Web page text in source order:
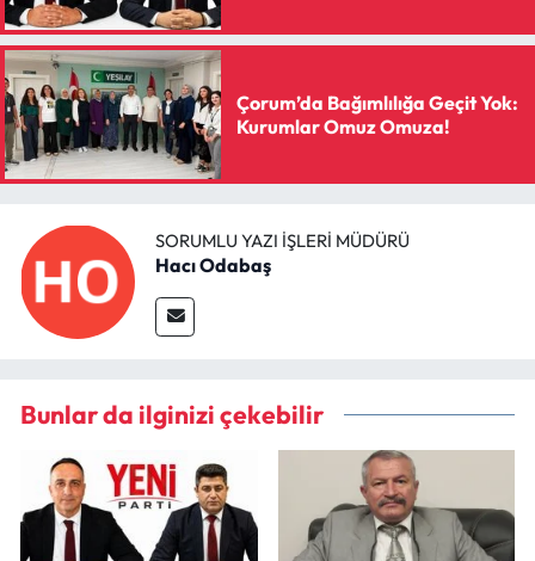
Çorum’da Bağımlılığa Geçit Yok:
Kurumlar Omuz Omuza!
SORUMLU YAZI İŞLERI MÜDÜRÜ
Hacı Odabaş
Bunlar da ilginizi çekebilir